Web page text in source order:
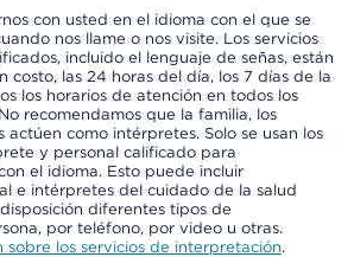
con usted en el idioma con el que se
nos llame o nos visite. Los servicios
incluido el lenguaje de señas, están
costo, las 24 horas del día, los 7 días de la
los horarios de atención en todos los
recomendamos que la familia, los
actúen como intérpretes. Solo se usan los
y personal calificado para
el idioma. Esto puede incluir
e intérpretes del cuidado de la salud
diferentes tipos de
por teléfono, por video u otras.
los servicios de interpretación.